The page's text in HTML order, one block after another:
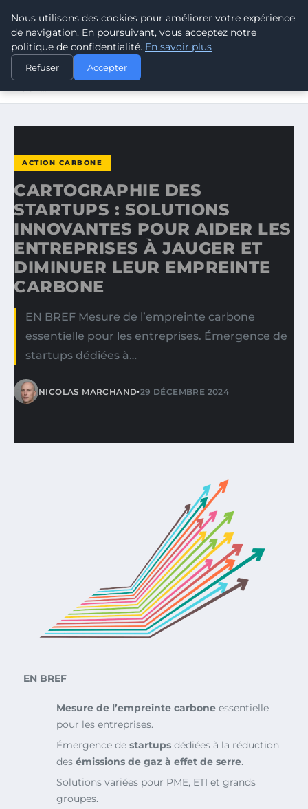
CLIMATE RESPONSE BLOG
ACCUEIL
ACTION CARBONE
CARTOGRAPHIE DES STARTUPS : SOLUTIONS INNOVANTES
ACTION CARBONE
CARTOGRAPHIE DES
STARTUPS : SOLUTIONS
INNOVANTES POUR AIDER LES
ENTREPRISES À JAUGER ET
DIMINUER LEUR EMPREINTE
CARBONE
EN BREF Mesure de l’empreinte carbone
essentielle pour les entreprises. Émergence de
startups dédiées à…
NICOLAS MARCHAND•29 DÉCEMBRE 2024
EN BREF
Mesure de l’empreinte carbone essentielle
pour les entreprises.
Émergence de startups dédiées à la réduction
des émissions de gaz à effet de serre.
Solutions variées pour PME, ETI et grands
groupes.
Nous utilisons des cookies pour améliorer votre expérience
de navigation. En poursuivant, vous acceptez notre
politique de confidentialité. En savoir plus
Refuser Accepter